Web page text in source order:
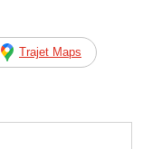
Trajet Maps